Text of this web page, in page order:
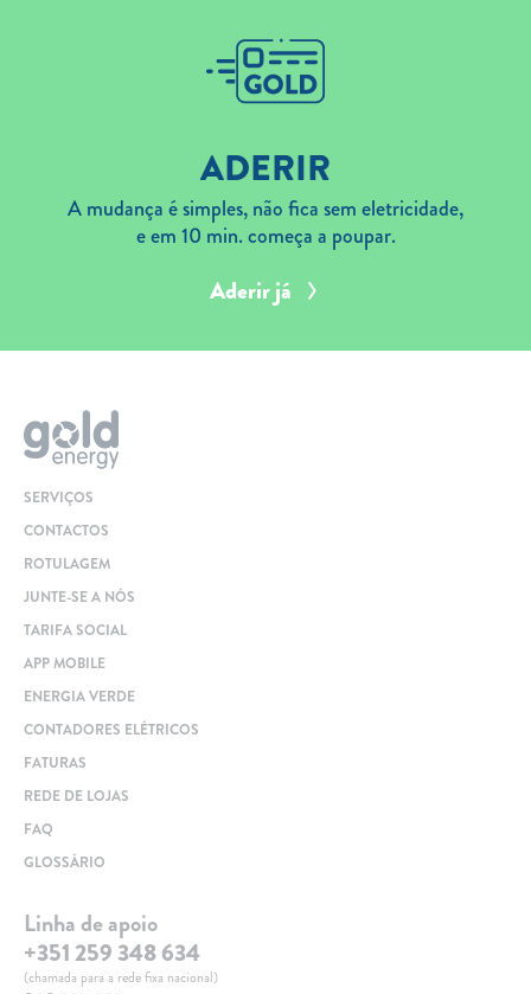
ADERIR
A mudança é simples, não fica sem eletricidade,
e em 10 min. começa a poupar.
Aderir já
SERVIÇOS
CONTACTOS
ROTULAGEM
JUNTE-SE A NÓS
TARIFA SOCIAL
APP MOBILE
ENERGIA VERDE
CONTADORES ELÉTRICOS
FATURAS
REDE DE LOJAS
FAQ
GLOSSÁRIO
Linha de apoio
+351 259 348 634
(chamada para a rede fixa nacional)